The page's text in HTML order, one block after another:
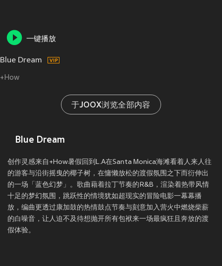
一键播放
Blue Dream
+How
于JOOX浏览全部内容
Blue Dream
创作灵感来自+How暑假回到L.A在Santa Monica海滩看着人来人往
的游客与沿街摇曳的椰子树，在慵懒放松的渡假氛围之下而衍伸出
的一场「蓝色幻梦」。歌曲藉着拉丁节奏的R&B，渲染着热带风情
十足的梦幻氛围，跳跃性的情境犹如超现实的冒险电影一幕幕播
放，编曲更透过康加鼓的热情鼓点节奏与刻意加入营火中燃烧柴薪
的白噪音，让人迫不及待想抛开所有包袱来一场最疯狂且奔放的渡
假体验。